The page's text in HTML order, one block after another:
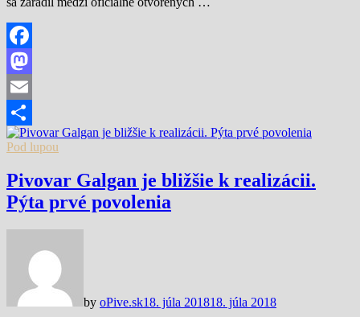
Facebook
Mastodon
Email
Share
Pod lupou
Pivovar Galgan je bližšie k realizácii.
Pýta prvé povolenia
by oPive.sk18. júla 201818. júla 2018